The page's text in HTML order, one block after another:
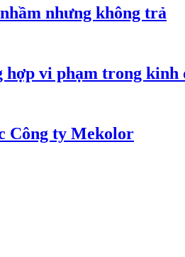
nhưng không trả
vi phạm trong kinh
Công ty Mekolor